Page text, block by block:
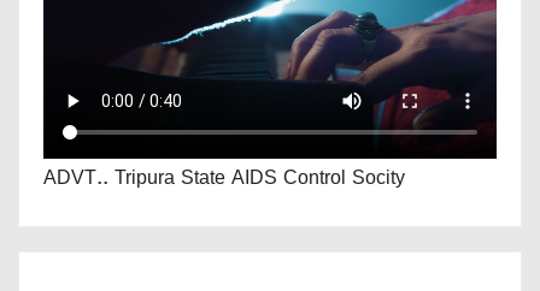
ADVT.. Tripura State AIDS Control Socity